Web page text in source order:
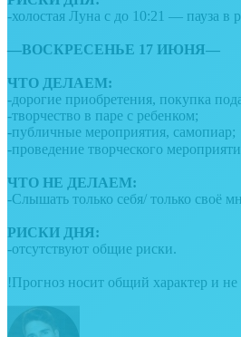
-холостая Луна с до 10:21 — пауза в
—ВОСКРЕСЕНЬЕ 17 ИЮНЯ—
ЧТО ДЕЛАЕМ:
-дорогие приобретения, покупка
-творчество в паре с ребенком;
-публичные мероприятия, самопиар;
-проведение творческого
ЧТО НЕ ДЕЛАЕМ:
-Слышать только себя/ только своё
РИСКИ ДНЯ:
-отсутствуют общие риски.
!Прогноз носит общий характер и